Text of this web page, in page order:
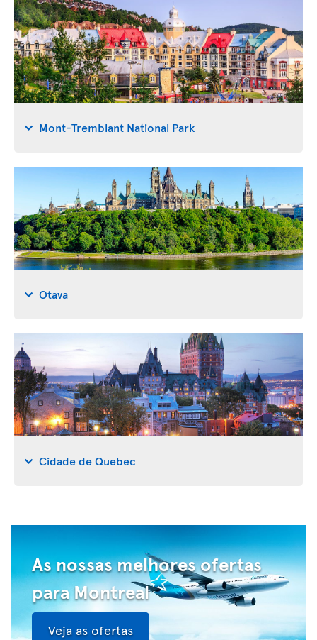
Mont-Tremblant National Park
Otava
Cidade de Quebec
As nossas melhores ofertas
para Montreal
Veja as ofertas